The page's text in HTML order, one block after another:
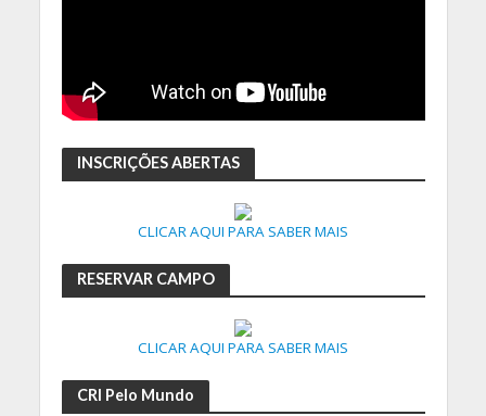
INSCRIÇÕES ABERTAS
CLICAR AQUI PARA SABER MAIS
RESERVAR CAMPO
CLICAR AQUI PARA SABER MAIS
CRI Pelo Mundo